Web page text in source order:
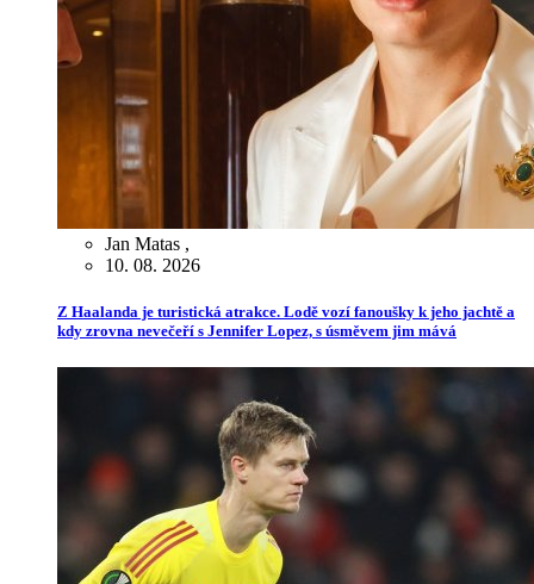
Jan Matas ,
10. 08. 2026
Z Haalanda je turistická atrakce. Lodě vozí fanoušky k jeho jachtě a
kdy zrovna nevečeří s Jennifer Lopez, s úsměvem jim mává